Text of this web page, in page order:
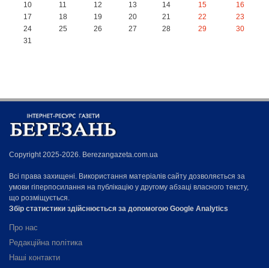
10
11 12 13 14 15
16
17
18 19 20 21 22
23
24
25 26 27 28 29
30
31
Copyright 2025-2026. Berezangazeta.com.ua
Всі права захищені. Використання матеріалів сайту дозволяється за
умови гіперпосилання на публікацію у другому абзаці власного тексту,
що розміщується.
Збір статистики здійснюється за допомогою Google Analytics
Про нас
Редакційна політика
Наші контакти